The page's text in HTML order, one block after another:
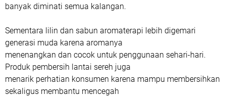
banyak diminati semua kalangan.
Sementara lilin dan sabun aromaterapi lebih digemari
generasi muda karena aromanya
menenangkan dan cocok untuk penggunaan sehari-hari.
Produk pembersih lantai sereh juga
menarik perhatian konsumen karena mampu membersihkan
sekaligus membantu mencegah